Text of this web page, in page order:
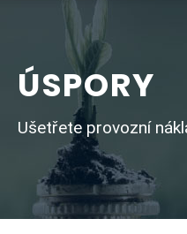
ÚSPORY
Ušetřete provozní